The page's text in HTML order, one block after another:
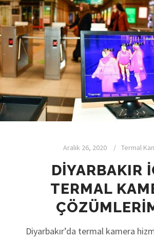
Aralık 26, 2020 Termal
DIYARBAKIR
TERMAL
Diyarbakır’da termal kamera